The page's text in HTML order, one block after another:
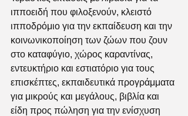
ιπποειδή που φιλοξενούν, κλειστό
ιπποδρόμιο για την εκπαίδευση και την
κοινωνικοποίηση των ζώων που ζουν
στο καταφύγιο, χώρος καραντίνας,
εντευκτήριο και εστιατόριο για τους
επισκέπτες, εκπαιδευτικά προγράμματα
για μικρούς και μεγάλους, βιβλία και
είδη προς πώληση για την ενίσχυση